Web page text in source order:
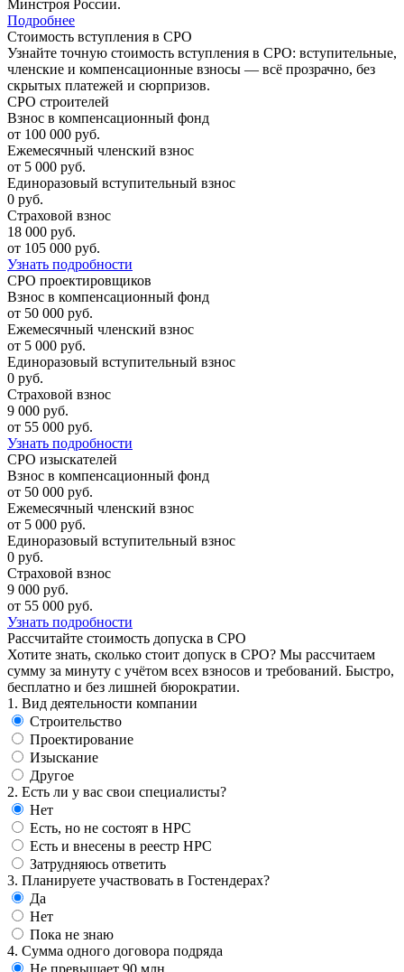
Минстроя России.
Подробнее
Стоимость вступления в СРО
Узнайте точную стоимость вступления в СРО: вступительные,
членские и компенсационные взносы — всё прозрачно, без
скрытых платежей и сюрпризов.
СРО строителей
Взнос в компенсационный фонд
от 100 000 руб.
Ежемесячный членский взнос
от 5 000 руб.
Единоразовый вступительный взнос
0 руб.
Страховой взнос
18 000 руб.
от 105 000 руб.
Узнать подробности
СРО проектировщиков
Взнос в компенсационный фонд
от 50 000 руб.
Ежемесячный членский взнос
от 5 000 руб.
Единоразовый вступительный взнос
0 руб.
Страховой взнос
9 000 руб.
от 55 000 руб.
Узнать подробности
СРО изыскателей
Взнос в компенсационный фонд
от 50 000 руб.
Ежемесячный членский взнос
от 5 000 руб.
Единоразовый вступительный взнос
0 руб.
Страховой взнос
9 000 руб.
от 55 000 руб.
Узнать подробности
Рассчитайте стоимость допуска в СРО
Хотите знать, сколько стоит допуск в СРО? Мы рассчитаем
сумму за минуту с учётом всех взносов и требований. Быстро,
бесплатно и без лишней бюрократии.
1. Вид деятельности компании
Строительство
Проектирование
Изыскание
Другое
2. Есть ли у вас свои специалисты?
Нет
Есть, но не состоят в НРС
Есть и внесены в реестр НРС
Затрудняюсь ответить
3. Планируете участвовать в Гостендерах?
Да
Нет
Пока не знаю
4. Сумма одного договора подряда
Не превышает 90 млн.